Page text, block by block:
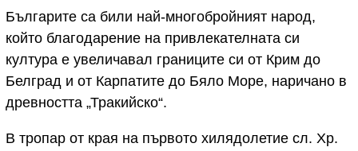
Българите са били най-многобройният народ,
който благодарение на привлекателната си
култура е увеличавал границите си от Крим до
Белград и от Карпатите до Бяло Море, наричано в
древността „Тракийско“.
В тропар от края на първото хилядолетие сл. Хр.